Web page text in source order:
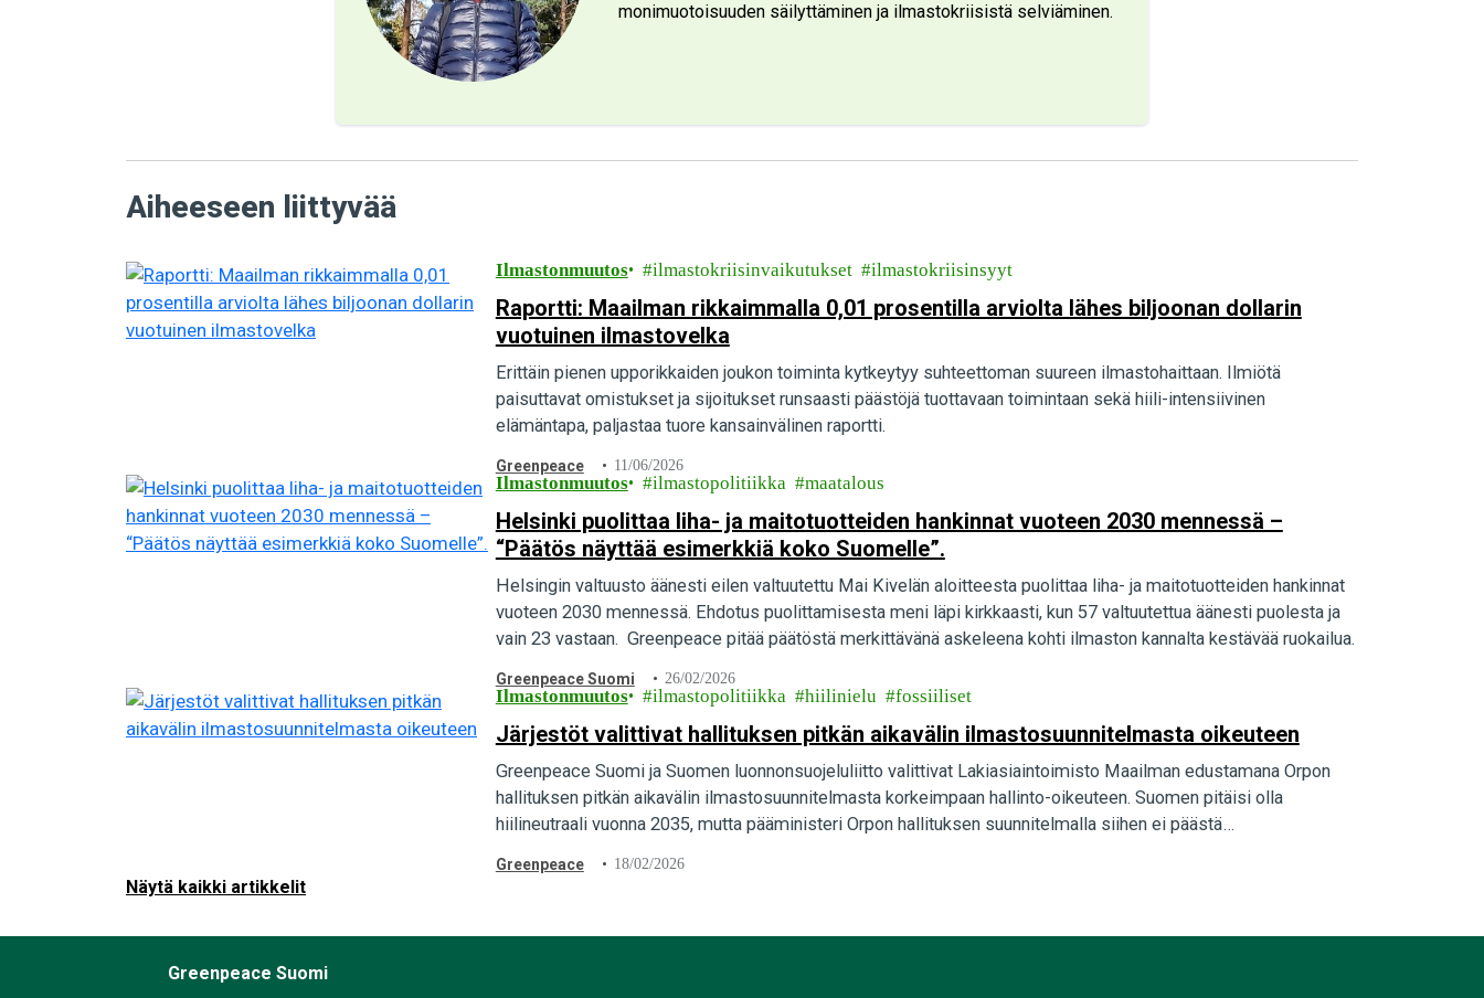
monimuotoisuuden säilyttäminen ja ilmastokriisistä selviäminen.
Aiheeseen liittyvää
Ilmastonmuutos ilmastokriisinvaikutukset ilmastokriisinsyyt
Raportti: Maailman rikkaimmalla 0,01 prosentilla arviolta lähes biljoonan dollarin
vuotuinen ilmastovelka
Erittäin pienen upporikkaiden joukon toiminta kytkeytyy suhteettoman suureen ilmastohaittaan. Ilmiötä
paisuttavat omistukset ja sijoitukset runsaasti päästöjä tuottavaan toimintaan sekä hiili-intensiivinen
elämäntapa, paljastaa tuore kansainvälinen raportti.
Greenpeace 11/06/2026
Ilmastonmuutos ilmastopolitiikka maatalous
Helsinki puolittaa liha- ja maitotuotteiden hankinnat vuoteen 2030 mennessä –
“Päätös näyttää esimerkkiä koko Suomelle”.
Helsingin valtuusto äänesti eilen valtuutettu Mai Kivelän aloitteesta puolittaa liha- ja maitotuotteiden hankinnat
vuoteen 2030 mennessä. Ehdotus puolittamisesta meni läpi kirkkaasti, kun 57 valtuutettua äänesti puolesta ja
vain 23 vastaan. Greenpeace pitää päätöstä merkittävänä askeleena kohti ilmaston kannalta kestävää ruokailua.
Greenpeace Suomi 26/02/2026
Ilmastonmuutos ilmastopolitiikka hiilinielu fossiiliset
Järjestöt valittivat hallituksen pitkän aikavälin ilmastosuunnitelmasta oikeuteen
Greenpeace Suomi ja Suomen luonnonsuojeluliitto valittivat Lakiasiaintoimisto Maailman edustamana Orpon
hallituksen pitkän aikavälin ilmastosuunnitelmasta korkeimpaan hallinto-oikeuteen. Suomen pitäisi olla
hiilineutraali vuonna 2035, mutta pääministeri Orpon hallituksen suunnitelmalla siihen ei päästä…
Greenpeace 18/02/2026
Näytä kaikki artikkelit
Greenpeace Suomi